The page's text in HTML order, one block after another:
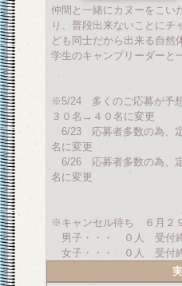
仲間と一緒にカヌーをこい
り、普段出来ないことにチ
ども同士だから出来る自
学生のキャンプリーダーと
※5/24 多くのご応募が予
３０名→４０名に変更
6/23 応募者多数の為、
名に変更
6/26 応募者多数の為、
名に変更
※キャンセル待ち ６月２
男子・・・ ０人 受付
女子・・・ ０人 受付